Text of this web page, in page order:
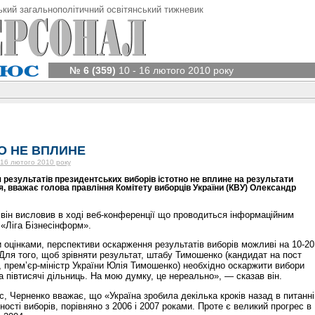
загальнополітичний освітянський тижневик
№ 6 (359) 10 - 16 лютого 2010 року
НЕ ВПЛИНЕ
лютого 2010 року
президентських виборів істотно не вплине на результати
вважає голова правління Комітету виборців України (КВУ) Олександр
висловив в ході веб-конференції що проводиться інформаційним
Бізнесінформ».
перспективи оскарження результатів виборів можливі на 10-20
того, щоб зрівняти результат, штабу Тимошенко (кандидат на пост
прем’єр-міністр України Юлія Тимошенко) необхідно оскаржити вибори
півтисячі дільниць. На мою думку, це нереально», — сказав він.
Черненко вважає, що «Україна зробила декілька кроків назад в питанні
виборів, порівняно з 2006 і 2007 роками. Проте є великий прогрес в